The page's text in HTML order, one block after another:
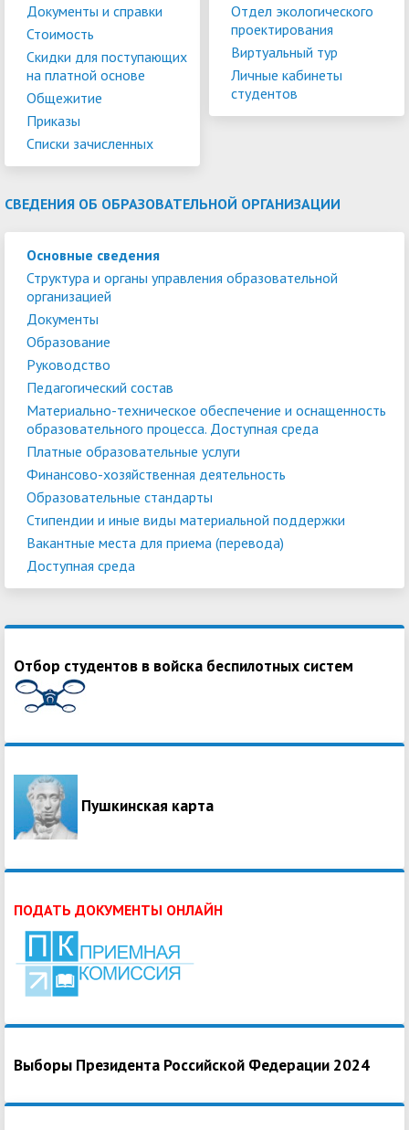
Документы и справки
Стоимость
Скидки для поступающих
на платной основе
Общежитие
Приказы
Списки зачисленных
Отдел экологического
проектирования
Виртуальный тур
Личные кабинеты
студентов
СВЕДЕНИЯ ОБ ОБРАЗОВАТЕЛЬНОЙ ОРГАНИЗАЦИИ
Основные сведения
Структура и органы управления образовательной
организацией
Документы
Образование
Руководство
Педагогический состав
Материально-техническое обеспечение и оснащенность
образовательного процесса. Доступная среда
Платные образовательные услуги
Финансово-хозяйственная деятельность
Образовательные стандарты
Стипендии и иные виды материальной поддержки
Вакантные места для приема (перевода)
Доступная среда
Отбор студентов в войска беспилотных систем
Пушкинская карта
ПОДАТЬ ДОКУМЕНТЫ ОНЛАЙН
Выборы Президента Российской Федерации 2024